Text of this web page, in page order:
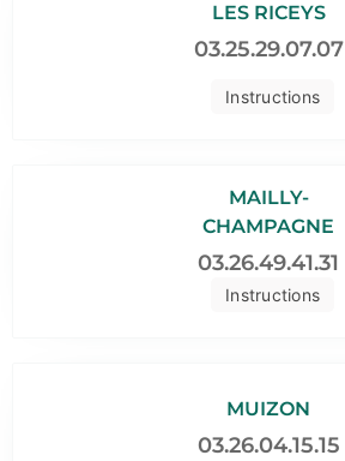
Instructions
LES RICEYS
03.25.29.07.07
Instructions
MAILLY-
CHAMPAGNE
03.26.49.41.31
MUIZON
03.26.04.15.15